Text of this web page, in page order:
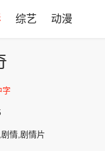
综艺 动漫
字
情,剧情片